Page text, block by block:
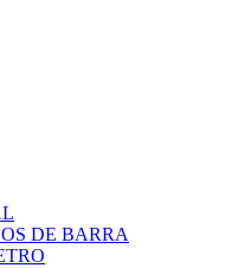
DE BARRA